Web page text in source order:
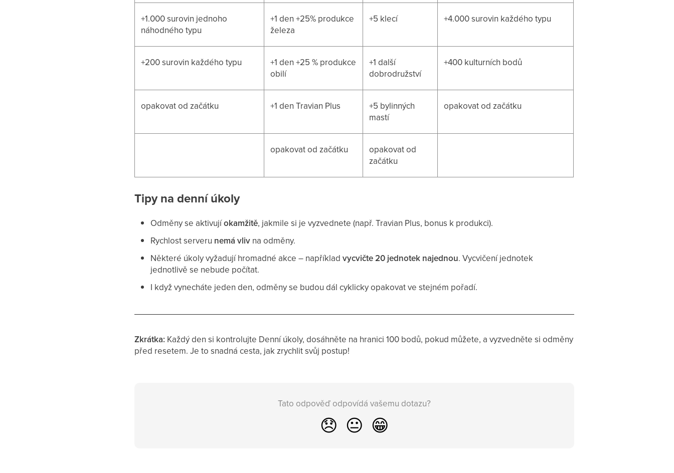
+1.000 surovin jednoho
náhodného typu
+1 den +25% produkce
železa
+5 klecí +4.000 surovin každého typu
+200 surovin každého typu
+1 den +25 % produkce
obilí
+1 další
dobrodružství
+400 kulturních bodů
opakovat od začátku +1 den Travian Plus
+5 bylinných
mastí
opakovat od začátku
opakovat od začátku
opakovat od
začátku
Tipy na denní úkoly
Odměny se aktivujíokamžitě, jakmile si je vyzvednete (např. Travian Plus, bonus k produkci).
Rychlost serveru nemá vliv na odměny.
Některé úkoly vyžadují hromadné akce – napříkladvycvičte 20 jednotek najednou. Vycvičení jednotek
jednotlivě se nebude počítat.
I když vynecháte jeden den, odměny se budou dál cyklicky opakovat ve stejném pořadí.
Zkrátka: Každý den si kontrolujte Denní úkoly, dosáhněte na hranici 100 bodů, pokud můžete, a vyzvedněte si odměny
před resetem. Je to snadná cesta, jak zrychlit svůj postup!
Tato odpověď odpovídá vašemu dotazu?
😞 😐 😁